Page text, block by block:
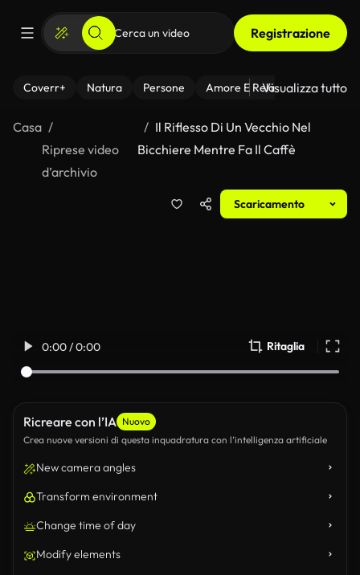
Registrazione
Coverr+ Natura Persone Amore E Relazioni Il
Visualizza tutto
Casa
Riprese video
d’archivio
Il Riflesso Di Un Vecchio Nel
Bicchiere Mentre Fa Il Caffè
Scaricamento
0:00 / 0:00 Ritaglia
Ricreare con l’IA Nuovo
Crea nuove versioni di questa inquadratura con l’intelligenza artificiale
New camera angles
Transform environment
Change time of day
Modify elements